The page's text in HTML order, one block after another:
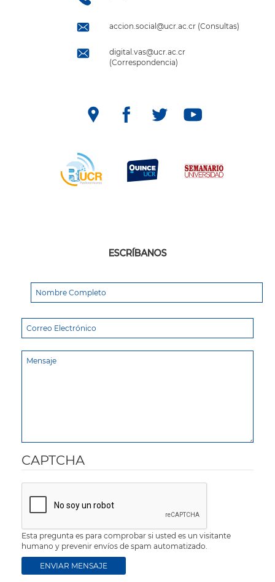
accion.social@ucr.ac.cr (Consultas)
digital.vas@ucr.ac.cr
(Correspondencia)
ESCRÍBANOS
CAPTCHA
Esta pregunta es para comprobar si usted es un visitante
humano y prevenir envíos de spam automatizado.